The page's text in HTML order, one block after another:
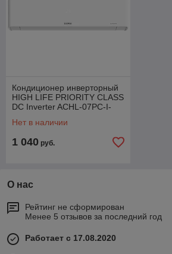
Кондиционер инверторный
HIGH LIFE PRIORITY CLASS
DC Inverter ACHL-07PC-I-
Нет в наличии
1 040 руб.
О нас
Рейтинг не сформирован
Менее 5 отзывов за последний год
Работает с 17.08.2020